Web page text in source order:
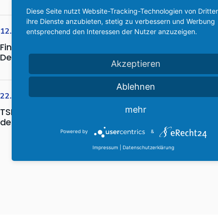
Finn Peters glänzt mit Finaleinzug bei
Deutscher U18-Meisterschaft
12. Juli 2026
TSF Heuchelheim mit Podestplatz bei
den Lahn-Dill-Meisterschaften
22. Juni 2026
Diese Seite nutzt Website-Tracking-Technologien von
ihre Dienste anzubieten, stetig zu verbessern und Werbung
entsprechend den Interessen der Nutzer anzuzeigen.
Akzeptieren
Ablehnen
mehr
Powered by &
Impressum Datenschutzerklärung